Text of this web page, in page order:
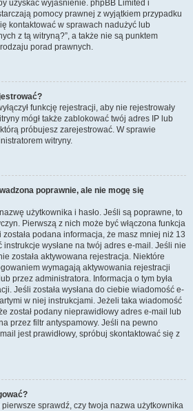
uzyskać wyjaśnienie. phpBB Limited i
pomocy prawnej z wyjątkiem przypadku
kontaktować w sprawach nadużyć lub
z tą witryną?”, a także nie są punktem
porad prawnych.
funkcję rejestracji, aby nie rejestrowały
mógł także zablokować twój adres IP lub
próbujesz zarejestrować. W sprawie
witryny.
poprawnie, ale nie mogę się
użytkownika i hasło. Jeśli są poprawne, to
Pierwszą z nich może być włączona funkcja
podana informacja, że masz mniej niż 13
instrukcje wysłane na twój adres e-mail. Jeśli nie
została aktywowana rejestracja. Niektóre
wymagają aktywowania rejestracji
przez administratora. Informacja o tym była
Jeśli została wysłana do ciebie wiadomość e-
w niej instrukcjami. Jeżeli taka wiadomość
został podany nieprawidłowy adres e-mail lub
przez filtr antyspamowy. Jeśli na pewno
jest prawidłowy, spróbuj skontaktować się z
sprawdź, czy twoja nazwa użytkownika